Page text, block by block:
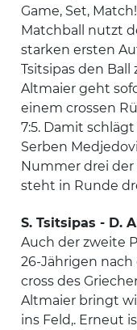
Game, Set,
Matchball nutzt
starken ersten
Tsitsipas den
Altmaier geht
einem crossen
7:5. Damit
Serben
Nummer drei der
steht in Runde
S. Tsitsipas - D.
Auch der zweite
26-Jährigen
cross des
Altmaier bringt
ins Feld,. Erneut